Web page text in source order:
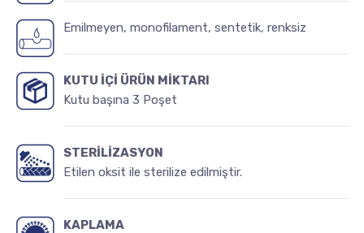
Emilmeyen, monofilament, sentetik, renksiz
KUTU İÇİ ÜRÜN MİKTARI
Kutu başına 3 Poşet
STERİLİZASYON
Etilen oksit ile sterilize edilmiştir.
KAPLAMA